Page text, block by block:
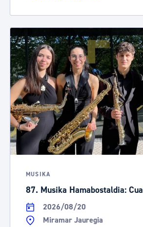
MUSIKA
87. Musika Hamabostaldia:
2026/08/20
Miramar Jauregia